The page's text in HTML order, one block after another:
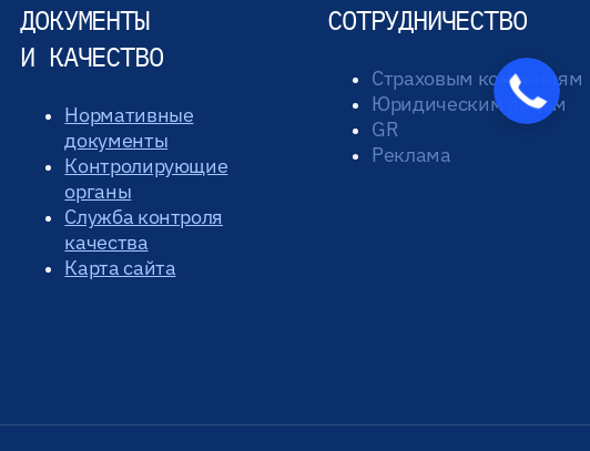
ДОКУМЕНТЫ
И КАЧЕСТВО
Нормативные
документы
Контролирующие
органы
Служба контроля
качества
Карта сайта
СОТРУДНИЧЕСТВО
Страховым компаниям
Юридическим лицам
GR
Реклама